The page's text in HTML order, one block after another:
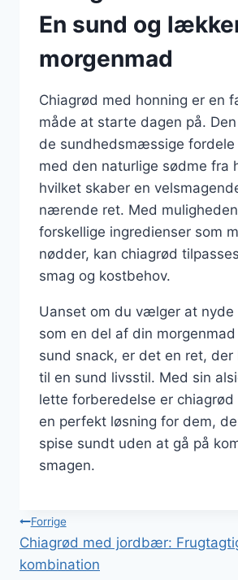
En sund og
morgenmad
Chiagrød med honning er en
måde at starte dagen på.
de sundhedsmæssige fordele
med den naturlige sødme fra
hvilket skaber en
nærende ret. Med
forskellige ingredienser som
nødder, kan chiagrød
smag og kostbehov.
Uanset om du vælger at nyde
som en del af din
sund snack, er det en ret, der
til en sund livsstil. Med sin
lette forberedelse er chiagrød
en perfekt løsning for dem,
spise sundt uden at gå på
smagen.
Indlægsnavigation
Forrige
Chiagrød med jordbær:
kombination